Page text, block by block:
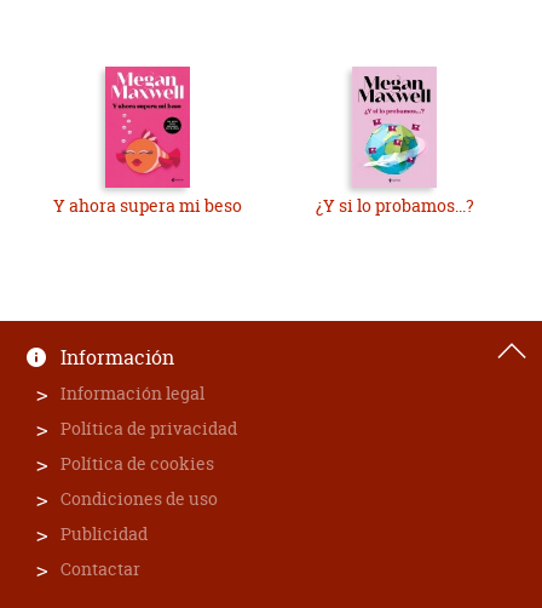
Y ahora supera mi beso ¿Y si lo probamos...?
Información
Información legal
Política de privacidad
Política de cookies
Condiciones de uso
Publicidad
Contactar